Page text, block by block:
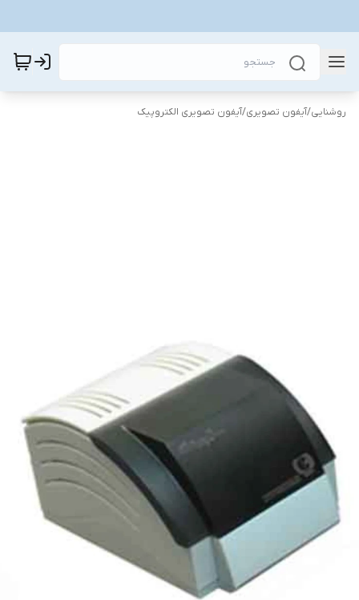
روشنایی/آیفون تصویری/آیفون تصویری الکتروپیک